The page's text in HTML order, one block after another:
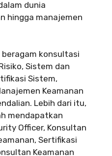
dunia
hingga manajemen
konsultasi
Sistem dan
Sistem,
Keamanan
Lebih dari itu,
mendapatkan
Officer, Konsultan
Sertifikasi
Keamanan